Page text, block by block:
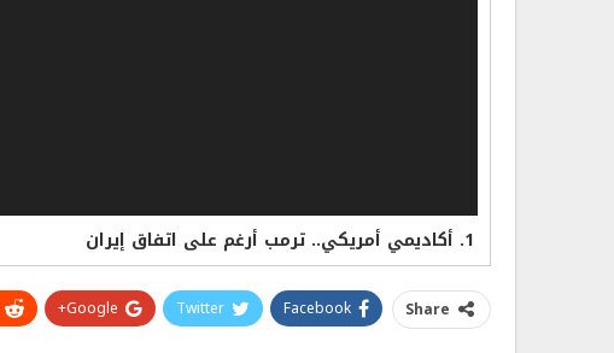
1. أكاديمي أمريكي.. ترمب أرغم على اتفاق إيران
Share
Facebook
Twitter
Google+